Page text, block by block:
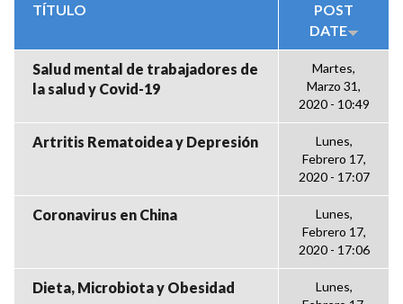
TÍTULO
POST
DATE
Salud mental de trabajadores de
la salud y Covid-19
Martes,
Marzo 31,
2020 - 10:49
Artritis Rematoidea y Depresión
Lunes,
Febrero 17,
2020 - 17:07
Coronavirus en China
Lunes,
Febrero 17,
2020 - 17:06
Dieta, Microbiota y Obesidad
Lunes,